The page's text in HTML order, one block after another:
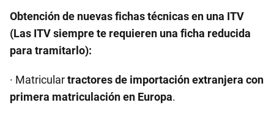
Obtención de nuevas fichas técnicas en una ITV
(Las ITV siempre te requieren una ficha reducida
para tramitarlo):
· Matriculartractores de importación extranjera con
primera matriculación en Europa.